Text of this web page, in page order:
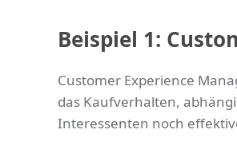
Beispiel 1:
Customer Experience
das Kaufverhalten,
Interessenten noch